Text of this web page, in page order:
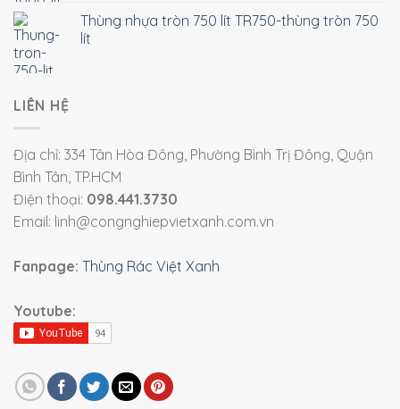
Thùng nhựa tròn 750 lít TR750-thùng tròn 750
lít
LIÊN HỆ
Địa chỉ: 334 Tân Hòa Đông, Phường Bình Trị Đông, Quận
Bình Tân, TP.HCM
Điện thoại: 098.441.3730
Email: linh@congnghiepvietxanh.com.vn
Fanpage: Thùng Rác Việt Xanh
Youtube: